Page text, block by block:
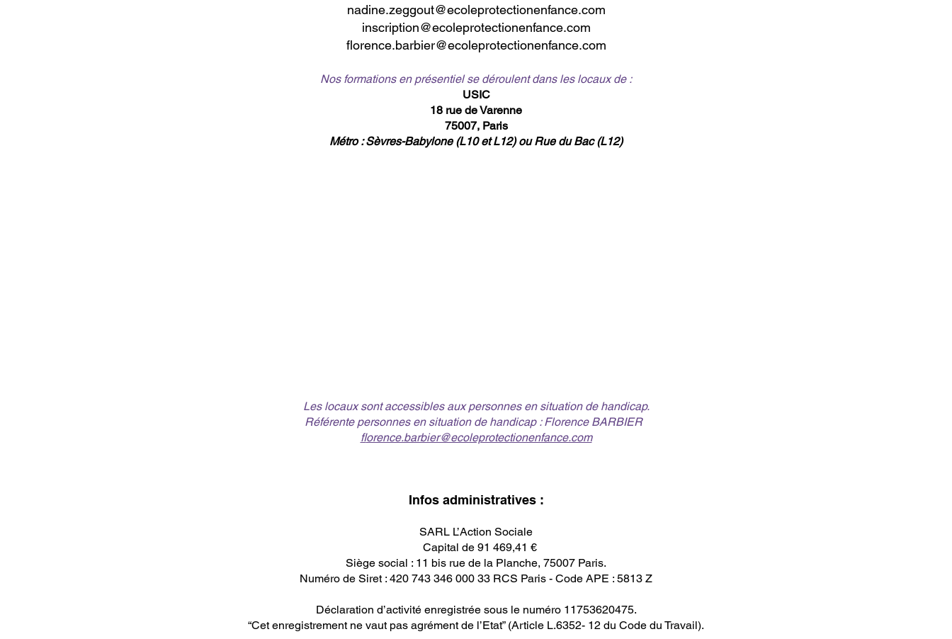
nadine.zeggout@ecoleprotectionenfance.com
inscription@ecoleprotectionenfance.com
florence.barbier@ecoleprotectionenfance.com
Nos formations en présentiel se déroulent dans les locaux de :
USIC
18 rue de Varenne
75007, Paris
Métro : Sèvres-Babylone (L10 et L12) ou Rue du Bac (L12)
Les locaux sont accessibles aux personnes en situation de handicap.
Référente personnes en situation de handicap : Florence BARBIER
florence.barbier@ecoleprotectionenfance.com
​Infos administratives :
SARL L’Action Sociale
Capital de 91 469,41 €
Siège social : 11 bis rue de la Planche, 75007 Paris.
Numéro de Siret : 420 743 346 000 33 RCS Paris - Code APE : 5813 Z
Déclaration d’activité enregistrée sous le numéro 11753620475.
“Cet enregistrement ne vaut pas agrément de l’Etat” (Article L.6352- 12 du Code du Travail).